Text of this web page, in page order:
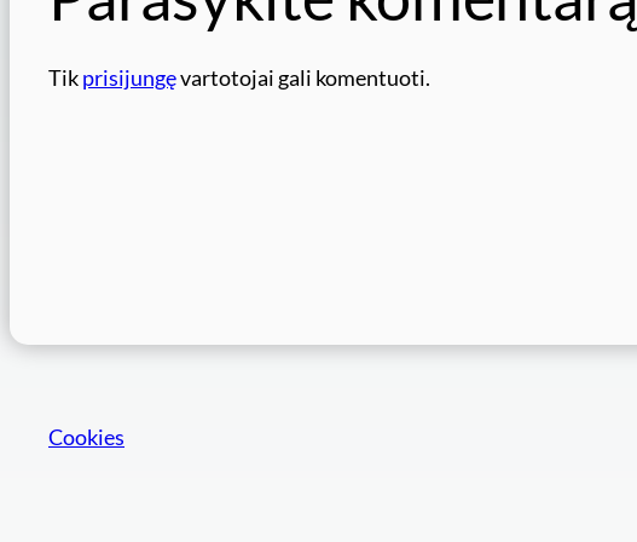
Tikprisijungęvartotojai gali komentuoti.
Cookies